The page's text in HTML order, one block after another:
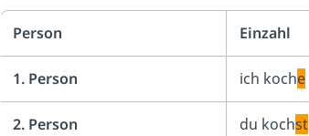
Person Einzahl
1. Person ich koche
2. Person du kochst